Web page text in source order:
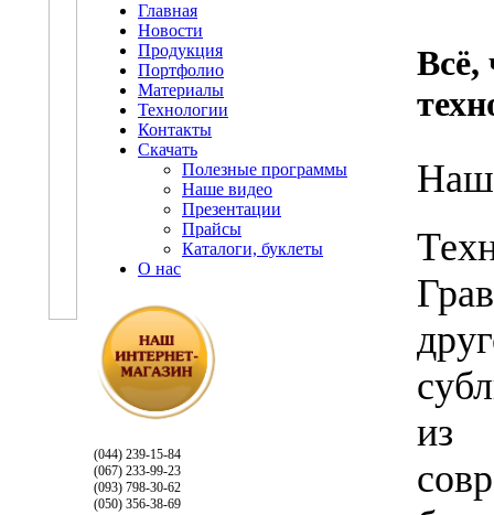
Главная
Новости
Продукция
Портфолио
Материалы
Технологии
Контакты
Скачать
Полезные программы
Наше видео
Презентации
Прайсы
Каталоги, буклеты
О нас
(044) 239-15-84
(067) 233-99-23
(093) 798-30-62
(050) 356-38-69
Всё,
из